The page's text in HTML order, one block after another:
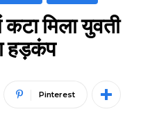
मिला युवती
हड़कंप
Pinterest